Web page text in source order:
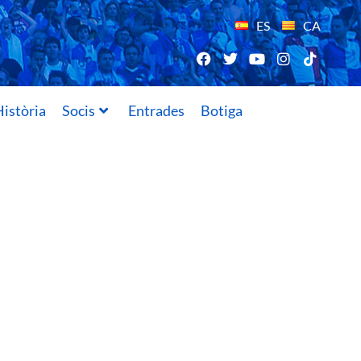
ES CA
Socis Entrades Botiga